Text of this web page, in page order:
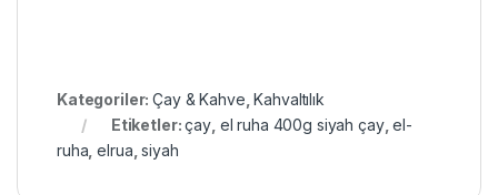
Kategoriler:Çay & Kahve ,Kahvaltılık
Etiketler:çay, el ruha 400g siyah çay,el-
ruha ,elrua ,siyah